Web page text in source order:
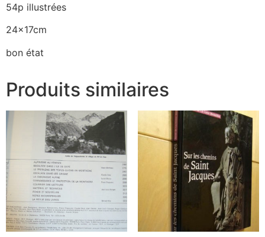
54p illustrées
24x17cm
bon état
Produits similaires